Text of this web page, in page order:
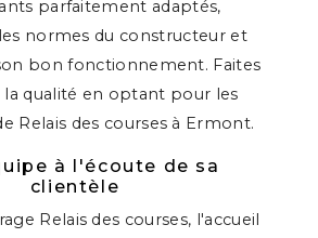
parfaitement adaptés,
normes du constructeur et
bon fonctionnement. Faites
la qualité en optant pour les
Relais des courses à Ermont.
à l'écoute de sa
clientèle
Relais des courses, l'accueil